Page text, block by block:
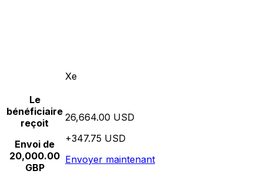
Xe
Le
bénéficiaire
reçoit
Envoi de
20,000.00
GBP
26,664.00 USD
+347.75 USD
Envoyer maintenant